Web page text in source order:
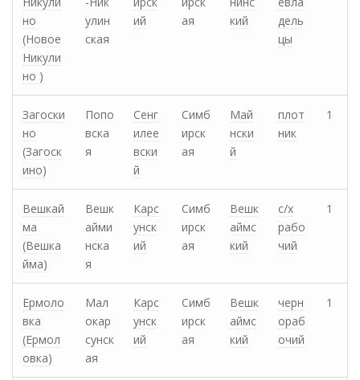
но
(Новое
Никули
но )
улин
ская
ий
ая
кий
дель
цы
Загоски
но
(Загоск
ино)
Попо
вска
я
Сенг
илее
вски
й
Симб
ирск
ая
Май
нски
й
плот
ник
1
Вешкай
ма
(Вешка
йма)
Вешк
айми
нска
я
Карс
унск
ий
Симб
ирск
ая
Вешк
аймс
кий
с/х
рабо
чий
1
Ермоло
вка
(Ермол
овка)
Мал
окар
сунск
ая
Карс
унск
ий
Симб
ирск
ая
Вешк
аймс
кий
черн
ораб
очий
1